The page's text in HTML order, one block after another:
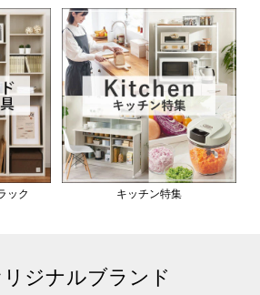
ック キッチン特集
ジナルブランド